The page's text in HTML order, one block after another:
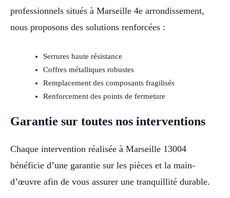
professionnels situés à Marseille 4e arrondissement,
nous proposons des solutions renforcées :
Serrures haute résistance
Coffres métalliques robustes
Remplacement des composants fragilisés
Renforcement des points de fermeture
Garantie sur toutes nos interventions
Chaque intervention réalisée à Marseille 13004
bénéficie d’une garantie sur les pièces et la main-
d’œuvre afin de vous assurer une tranquillité durable.